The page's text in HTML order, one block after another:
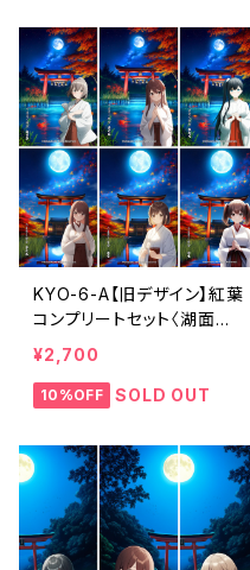
KYO-6-A【旧デザイン】紅葉
コンプリートセット〈湖面＋
神社ver.〉（利用コード6ヶ
月付き）
¥2,700
10%OFF SOLD OUT